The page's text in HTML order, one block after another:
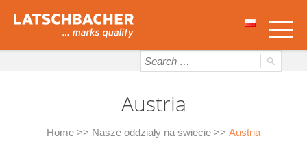
Austria
Home >> Nasze oddziały na świecie >> Austria